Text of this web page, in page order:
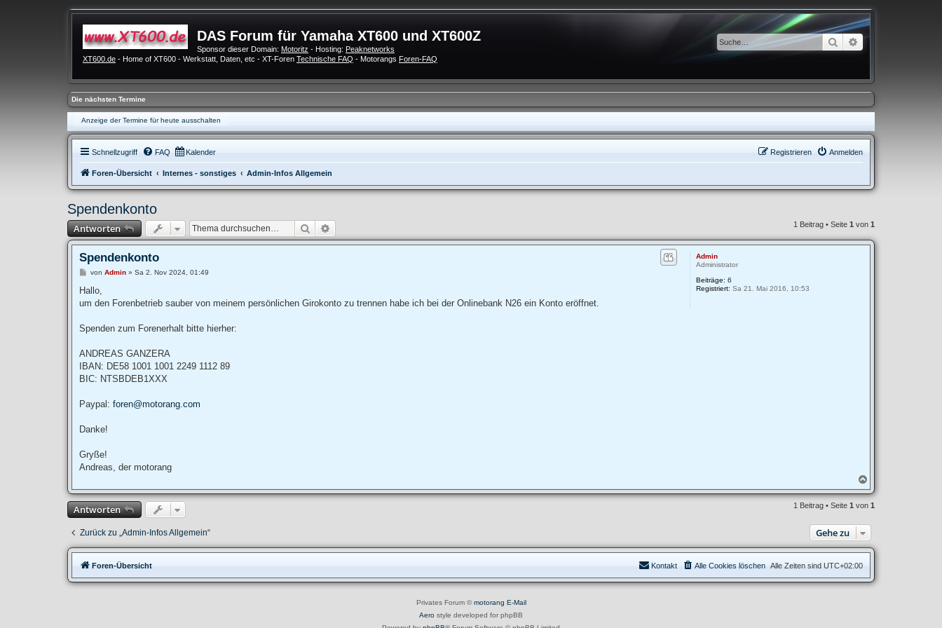
DAS Forum für Yamaha XT600 und XT600Z
Sponsor dieser Domain: Motoritz - Hosting: Peaknetworks
XT600.de - Home of XT600 - Werkstatt, Daten, etc - XT-Foren Technische FAQ - Motorangs Foren-FAQ
Suche Erweiterte Suche
Die nächsten Termine
Anzeige der Termine für heute ausschalten
Schnellzugriff FAQ Kalender Anmelden
Registrieren
Foren-Übersicht Internes - sonstiges Admin-Infos Allgemein
Spendenkonto
Antworten Suche 1 Beitrag • Seite 1 von 1
Admin
Administrator
Beiträge: 6
Registriert: Sa 21. Mai 2016, 10:53
Spendenkonto
B
i
r
von Admin» Sa 2. Nov 2024, 01:49
Hallo,
um den Forenbetrieb sauber von meinem persönlichen Girokonto zu trennen habe ich bei der Onlinebank N26 ein Konto eröffnet.
Spenden zum Forenerhalt bitte hierher:
ANDREAS GANZERA
IBAN: DE58 1001 1001 2249 1112 89
BIC: NTSBDEB1XXX
Paypal: foren@motorang.com
Danke!
Gryße!
Andreas, der motorang
a
c
h
b
e
n
Antworten 1 Beitrag • Seite 1 von 1
Zurück zu „Admin-Infos Allgemein“ Gehe zu
Foren-Übersicht Alle Zeiten sind UTC+02:00
Alle Cookies löschen
Kontakt
Privates Forum ©motorang E-Mail
Aero style developed for phpBB